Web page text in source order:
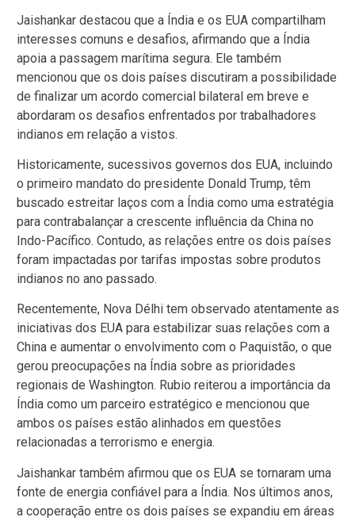
Jaishankar destacou que a Índia e os EUA compartilham
interesses comuns e desafios, afirmando que a Índia
apoia a passagem marítima segura. Ele também
mencionou que os dois países discutiram a possibilidade
de finalizar um acordo comercial bilateral em breve e
abordaram os desafios enfrentados por trabalhadores
indianos em relação a vistos.
Historicamente, sucessivos governos dos EUA, incluindo
o primeiro mandato do presidente Donald Trump, têm
buscado estreitar laços com a Índia como uma estratégia
para contrabalançar a crescente influência da China no
Indo-Pacífico. Contudo, as relações entre os dois países
foram impactadas por tarifas impostas sobre produtos
indianos no ano passado.
Recentemente, Nova Délhi tem observado atentamente as
iniciativas dos EUA para estabilizar suas relações com a
China e aumentar o envolvimento com o Paquistão, o que
gerou preocupações na Índia sobre as prioridades
regionais de Washington. Rubio reiterou a importância da
Índia como um parceiro estratégico e mencionou que
ambos os países estão alinhados em questões
relacionadas a terrorismo e energia.
Jaishankar também afirmou que os EUA se tornaram uma
fonte de energia confiável para a Índia. Nos últimos anos,
a cooperação entre os dois países se expandiu em áreas